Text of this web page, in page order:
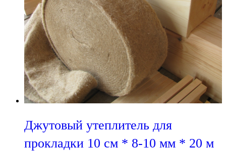
Джутовый утеплитель для
прокладки 10 см * 8-10 мм * 20 м